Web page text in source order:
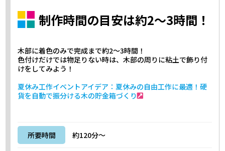
制作時間の目安は約2～3時間！
木部に着色のみで完成まで約2～3時間！
色付けだけでは物足りない時は、木部の周りに粘土で飾り付
けをしてみよう！
夏休み工作イベントアイデア：夏休みの自由工作に最適！硬
貨を自動で振分ける木の貯金箱づくり
所要時間 約120分～